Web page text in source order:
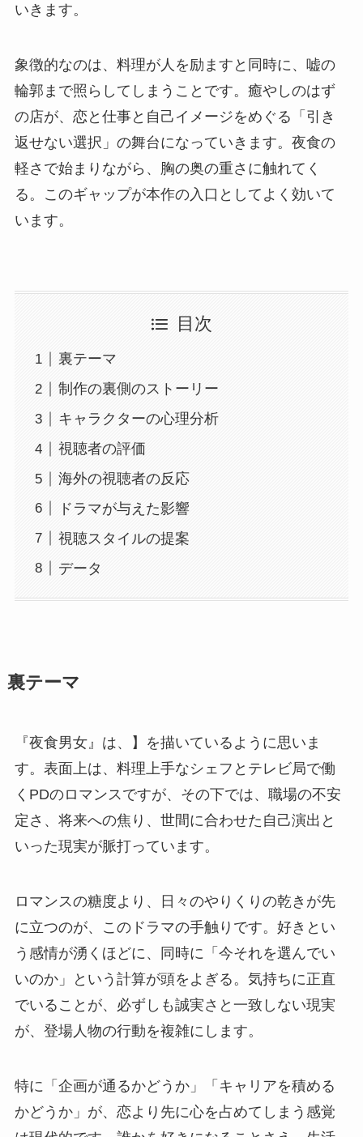
いきます。
象徴的なのは、料理が人を励ますと同時に、嘘の
輪郭まで照らしてしまうことです。癒やしのはず
の店が、恋と仕事と自己イメージをめぐる「引き
返せない選択」の舞台になっていきます。夜食の
軽さで始まりながら、胸の奥の重さに触れてく
る。このギャップが本作の入口としてよく効いて
います。
目次
裏テーマ
制作の裏側のストーリー
キャラクターの心理分析
視聴者の評価
海外の視聴者の反応
ドラマが与えた影響
視聴スタイルの提案
データ
裏テーマ
『夜食男女』は、】を描いているように思いま
す。表面上は、料理上手なシェフとテレビ局で働
くPDのロマンスですが、その下では、職場の不安
定さ、将来への焦り、世間に合わせた自己演出と
いった現実が脈打っています。
ロマンスの糖度より、日々のやりくりの乾きが先
に立つのが、このドラマの手触りです。好きとい
う感情が湧くほどに、同時に「今それを選んでい
いのか」という計算が頭をよぎる。気持ちに正直
でいることが、必ずしも誠実さと一致しない現実
が、登場人物の行動を複雑にします。
特に「企画が通るかどうか」「キャリアを積める
かどうか」が、恋より先に心を占めてしまう感覚